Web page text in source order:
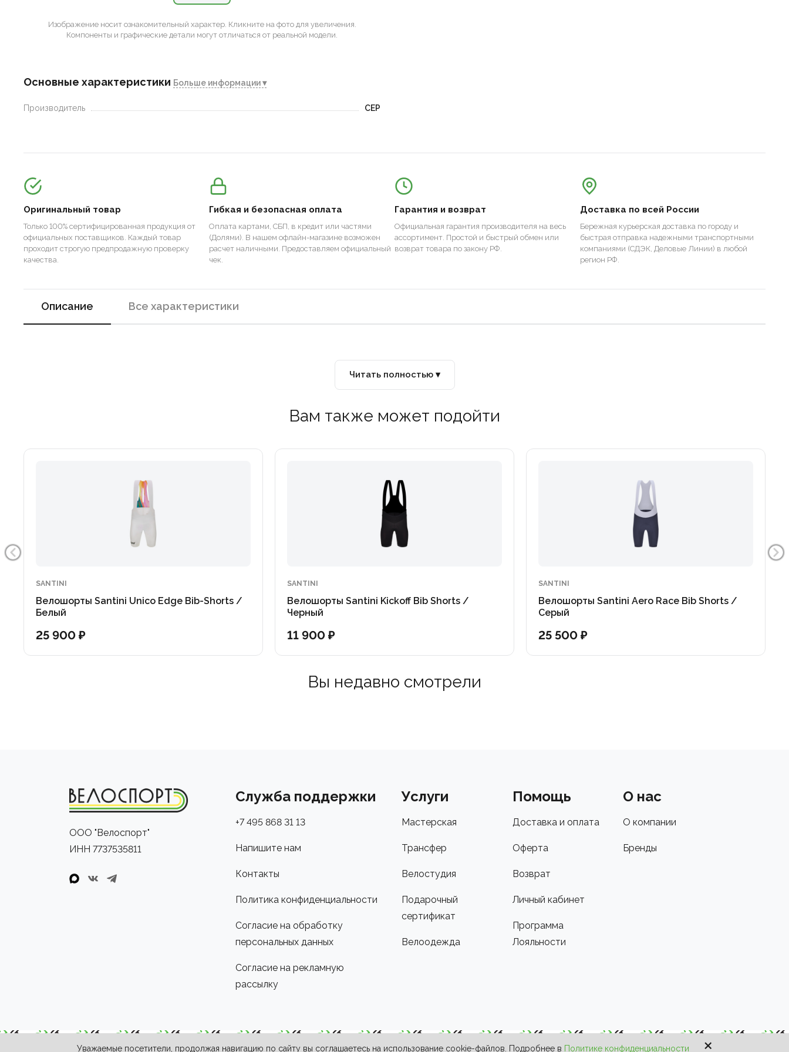
Изображение носит ознакомительный характер. Кликните на фото для увеличения.
Компоненты и графические детали могут отличаться от реальной модели.
Основные характеристики Больше информации ▾
Производитель CEP
Оригинальный товар
Только 100% сертифицированная продукция от
официальных поставщиков. Каждый товар
проходит строгую предпродажную проверку
качества.
Гибкая и безопасная оплата
Оплата картами, СБП, в кредит или частями
(Долями). В нашем офлайн-магазине возможен
расчет наличными. Предоставляем официальный
чек.
Гарантия и возврат
Официальная гарантия производителя на весь
ассортимент. Простой и быстрый обмен или
возврат товара по закону РФ.
Доставка по всей России
Бережная курьерская доставка по городу и
быстрая отправка надежными транспортными
компаниями (СДЭК, Деловые Линии) в любой
регион РФ.
Описание Все характеристики
Читать полностью ▾
Вам также может подойти
SANTINI
Велошорты Santini Unico Edge Bib-Shorts /
Белый
25 900 ₽
SANTINI
Велошорты Santini Kickoff Bib Shorts /
Черный
11 900 ₽
SANTINI
Велошорты Santini Aero Race Bib Shorts /
Серый
25 500 ₽
Вы недавно смотрели
ООО "Велоспорт"
ИНН 7737535811
Служба поддержки
+7 495 868 31 13
Напишите нам
Контакты
Политика конфиденциальности
Согласие на обработку
персональных данных
Согласие на рекламную
рассылку
Услуги
Мастерская
Трансфер
Велостудия
Подарочный
сертификат
Велоодежда
Помощь
Доставка и оплата
Оферта
Возврат
Личный кабинет
Программа
Лояльности
О нас
О компании
Бренды
Уважаемые посетители, продолжая навигацию по сайту вы соглашаетесь на использование cookie-файлов. Подробнее в Политике конфиденциальности ×